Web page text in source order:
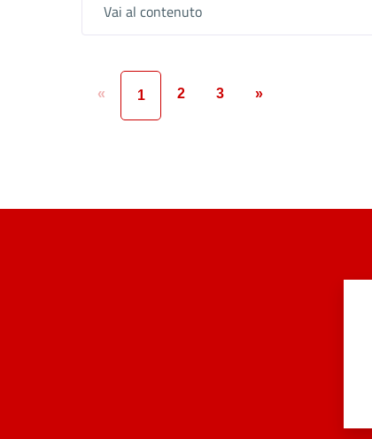
Vai al contenuto
« 1 2 3 »